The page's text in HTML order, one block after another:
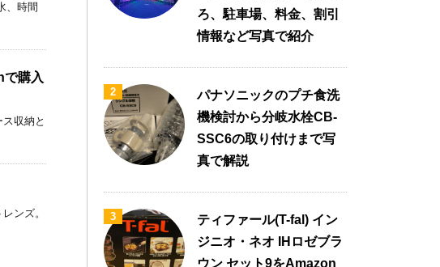
、時間
で購入
収納と
ンズ。
ろ、駐車場、料金、割引
情報など写真で紹介
2
パナソニックのプチ食洗
機検討から分岐水栓CB-
SSC6の取り付けまで写
真で解説
3
ティファール(T-fal) イン
ジニオ・ネオ IHロゼブラ
ウン セット9をAmazon